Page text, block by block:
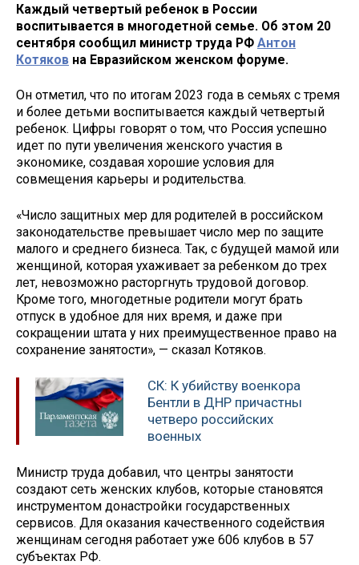
Каждый четвертый ребенок в России
воспитывается в многодетной семье. Об этом 20
сентября сообщил министр труда РФ Антон
Котяков на Евразийском женском форуме.
Он отметил, что по итогам 2023 года в семьях с тремя
и более детьми воспитывается каждый четвертый
ребенок. Цифры говорят о том, что Россия успешно
идет по пути увеличения женского участия в
экономике, создавая хорошие условия для
совмещения карьеры и родительства.
«Число защитных мер для родителей в российском
законодательстве превышает число мер по защите
малого и среднего бизнеса. Так, с будущей мамой или
женщиной, которая ухаживает за ребенком до трех
лет, невозможно расторгнуть трудовой договор.
Кроме того, многодетные родители могут брать
отпуск в удобное для них время, и даже при
сокращении штата у них преимущественное право на
сохранение занятости», — сказал Котяков.
СК: К убийству военкора
Бентли в ДНР причастны
четверо российских
военных
Министр труда добавил, что центры занятости
создают сеть женских клубов, которые становятся
инструментом донастройки государственных
сервисов. Для оказания качественного содействия
женщинам сегодня работает уже 606 клубов в 57
субъектах РФ.